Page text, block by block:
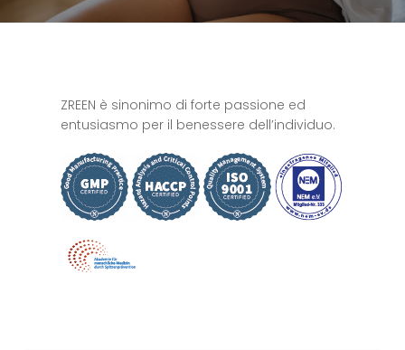
ZREEN è sinonimo di forte passione ed
entusiasmo per il benessere dell’individuo.